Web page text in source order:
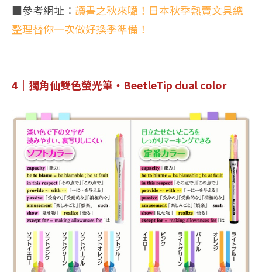
■參考網址： 讀書之秋來囉！日本秋季熱賣文具總
整理替你一次做好換季準備！
4｜獨角仙雙色螢光筆・BeetleTip dual color